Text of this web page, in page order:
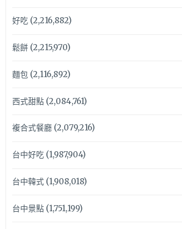
好吃(2,216,882)
鬆餅(2,215,970)
麵包(2,116,892)
西式甜點(2,084,761)
複合式餐廳(2,079,216)
台中好吃(1,987,904)
台中韓式(1,908,018)
台中景點(1,751,199)